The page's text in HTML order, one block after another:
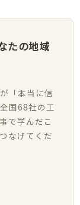
たの地域
「本当に信
国68社の工
で学んだこ
なげてくだ